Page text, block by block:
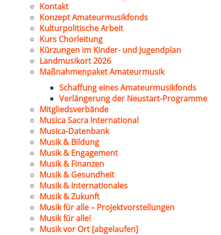
Kontakt
Konzept Amateurmusikfonds
Kulturpolitische Arbeit
Kurs Chorleitung
Kürzungen im Kinder- und Jugendplan
Landmusikort 2026
Maßnahmenpaket Amateurmusik
Schaffung eines Amateurmusikfonds
Verlängerung der Neustart-Programme
Mitgliedsverbände
Musica Sacra International
Musica-Datenbank
Musik & Bildung
Musik & Engagement
Musik & Finanzen
Musik & Gesundheit
Musik & Internationales
Musik & Zukunft
Musik für alle – Projektvorstellungen
Musik für alle!
Musik vor Ort [abgelaufen]